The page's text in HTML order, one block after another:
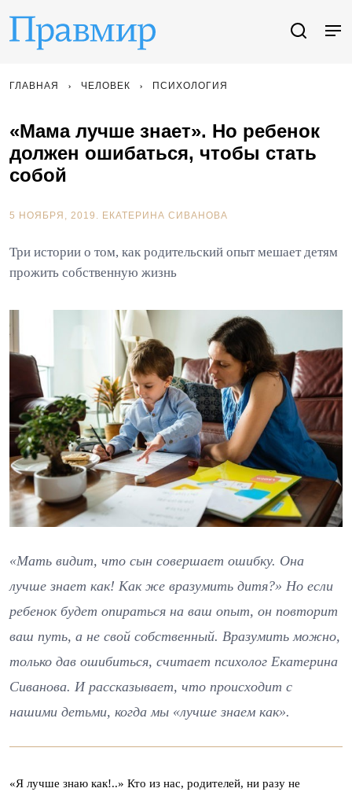
ГЛАВНАЯ ЧЕЛОВЕК ПСИХОЛОГИЯ
«Мама лучше знает». Но ребенок
должен ошибаться, чтобы стать
собой
5 НОЯБРЯ, 2019. ЕКАТЕРИНА СИВАНОВА
Три истории о том, как родительский опыт мешает детям
прожить собственную жизнь
«Мать видит, что сын совершает ошибку. Она
лучше знает как! Как же вразумить дитя?» Но если
ребенок будет опираться на ваш опыт, он повторит
ваш путь, а не свой собственный. Вразумить можно,
только дав ошибиться, считает психолог Екатерина
Сиванова. И рассказывает, что происходит с
нашими детьми, когда мы «лучше знаем как».
«Я лучше знаю как!..» Кто из нас, родителей, ни разу не